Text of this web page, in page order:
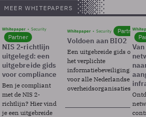
MEER WHITEPAPERS
Whitepaper Security
Partner
NIS 2-richtlijn
uitgelegd: een
uitgebreide gids
voor compliance
Ben je compliant
met de NIS 2-
richtlijn? Hier vind
je een uitgebreide
Whitepaper Security Partner
Voldoen aan BIO2
Een uitgebreide gids over
het verplichte
voor alle Nederlandse
overheidsorganisaties.